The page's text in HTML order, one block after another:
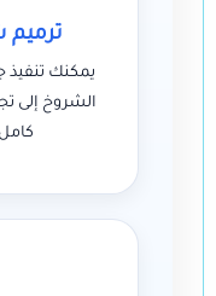
يمكنك تنفيذ
الشروخ إلى